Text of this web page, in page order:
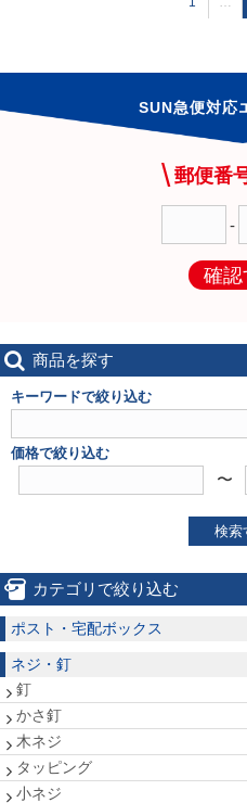
SUN急便対応
郵便番
-
確認
商品を探す
キーワードで絞り込む
価格で絞り込む
〜
検索
カテゴリで絞り込む
ポスト・宅配ボックス
ネジ・釘
釘
かさ釘
木ネジ
タッピング
小ネジ